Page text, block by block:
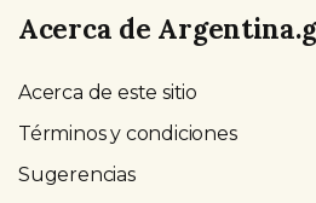
Acerca de
Acerca de este sitio
Términos y condiciones
Sugerencias